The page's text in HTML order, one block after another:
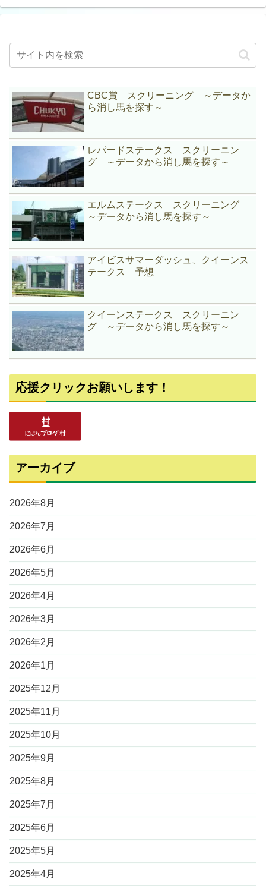
CBC賞 スクリーニング ～データか
ら消し馬を探す～
レパードステークス スクリーニン
グ ～データから消し馬を探す～
エルムステークス スクリーニング
～データから消し馬を探す～
アイビスサマーダッシュ、クイーンス
テークス 予想
クイーンステークス スクリーニン
グ ～データから消し馬を探す～
応援クリックお願いします！
アーカイブ
2026年8月
2026年7月
2026年6月
2026年5月
2026年4月
2026年3月
2026年2月
2026年1月
2025年12月
2025年11月
2025年10月
2025年9月
2025年8月
2025年7月
2025年6月
2025年5月
2025年4月